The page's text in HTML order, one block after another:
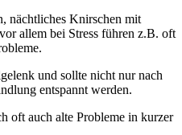
nächtliches Knirschen mit
allem bei Stress führen z.B. oft
und sollte nicht nur nach
entspannt werden.
oft auch alte Probleme in kurzer